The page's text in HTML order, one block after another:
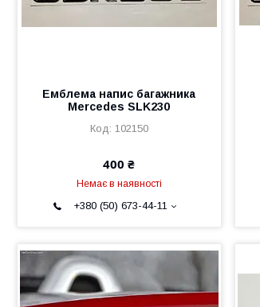
Емблема напис багажника
Mercedes SLK230
102150
400 ₴
Немає в наявності
+380 (50) 673-44-11